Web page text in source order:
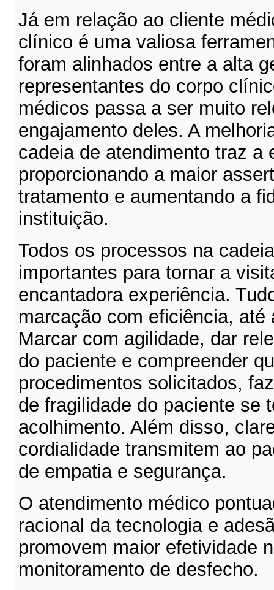
Já em relação ao cliente
clínico é uma valiosa
foram alinhados entre a alta
representantes do corpo
médicos passa a ser muito
engajamento deles. A
cadeia de atendimento traz a
proporcionando a maior
tratamento e aumentando a
instituição.
Todos os processos na
importantes para tornar a
encantadora experiência.
marcação com eficiência,
Marcar com agilidade, dar
do paciente e compreender
procedimentos solicitados,
de fragilidade do paciente se
acolhimento. Além disso,
cordialidade transmitem ao
de empatia e segurança.
O atendimento médico
racional da tecnologia e
promovem maior efetividade
monitoramento de desfecho.